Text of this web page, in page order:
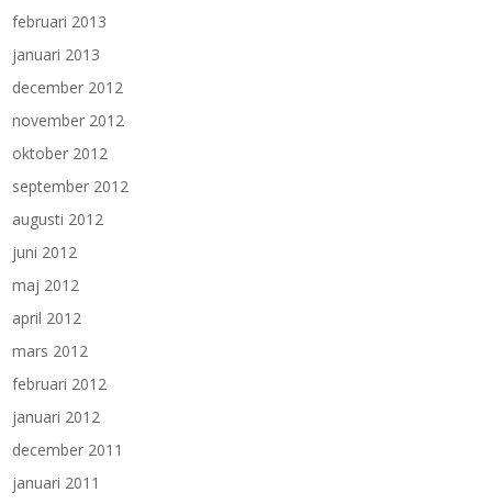
februari 2013
januari 2013
december 2012
november 2012
oktober 2012
september 2012
augusti 2012
juni 2012
maj 2012
april 2012
mars 2012
februari 2012
januari 2012
december 2011
januari 2011